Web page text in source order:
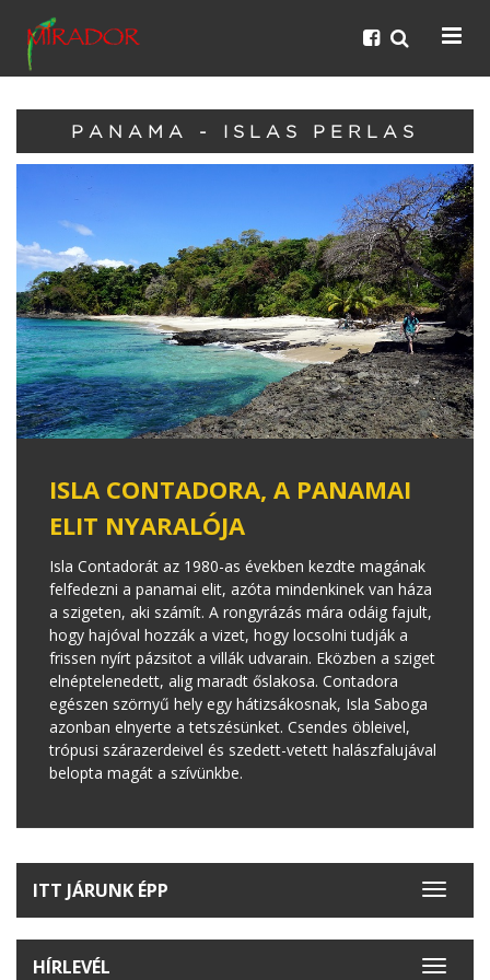
PANAMA - ISLAS PERLAS
ISLA CONTADORA, A PANAMAI
ELIT NYARALÓJA
Isla Contadorát az 1980-as években kezdte magának
felfedezni a panamai elit, azóta mindenkinek van háza
a szigeten, aki számít. A rongyrázás mára odáig fajult,
hogy hajóval hozzák a vizet, hogy locsolni tudják a
frissen nyírt pázsitot a villák udvarain. Eközben a sziget
elnéptelenedett, alig maradt őslakosa. Contadora
egészen szörnyű hely egy hátizsákosnak, Isla Saboga
azonban elnyerte a tetszésünket. Csendes öbleivel,
trópusi szárazerdeivel és szedett-vetett halászfalujával
belopta magát a szívünkbe.
Toggle
ITT JÁRUNK ÉPP
Toggle
HÍRLEVÉL